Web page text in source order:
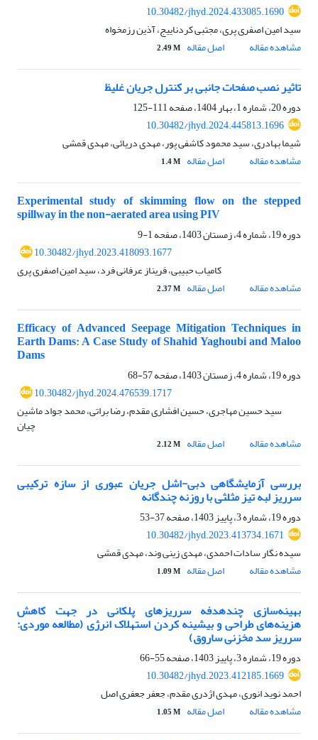
10.30482/jhyd.2024.433085.1690
سید امین اصفری پری، مجتبی کردناییج، آذین رزمخواه
مشاهده مقاله
اصل مقاله 2.49 M
تاثیر نصب صفحات جانبی بر کنترل جریان غلیظ
دوره 20، شماره 1، بهار 1404، صفحه
111-125
10.30482/jhyd.2024.445813.1696
شیما بهادری، سید محمود کاشفی پور، مهدی دریائی، مهدی قمشی
مشاهده مقاله
اصل مقاله 1.4 M
Experimental study of skimming flow on the stepped
spillway in the non-aerated area using PIV
دوره 19، شماره 4، زمستان 1403، صفحه
1-9
10.30482/jhyd.2023.418093.1677
کامیاب حبیبی، فریناز عرفانی فرد، سید امین اصفری پری
مشاهده مقاله
اصل مقاله 2.37 M
Efficacy of Advanced Seepage Mitigation Techniques in
Earth Dams: A Case Study of Shahid Yaghoubi and Maloo
Dams
دوره 19، شماره 4، زمستان 1403، صفحه
57-68
10.30482/jhyd.2024.476539.1717
سید حسین مهاجری، حسین افشاری مقدم، رضا براتی، محمد جواد ماشین
چیان
مشاهده مقاله
اصل مقاله 2.12 M
بررسی آزمایشگاهی دبی-اشل جریان عبوری از سازه ترکیبی
سرریز لبه تیز مثلثی با روزنه چندگانه
دوره 19، شماره 3، پاییز 1403، صفحه
37-53
10.30482/jhyd.2023.413734.1671
سیده نگار سادات احمدی، مهدی زینی وند، مهدی قمشی
مشاهده مقاله
اصل مقاله 1.09 M
بهینه‌سازی چندهدفه سرریزهای پلکانی در جهت کاهش
هزینه‌های طراحی و بیشینه کردن استهلاک انرژی (مطالعه موردی:
سرریز سد مخزنی ساروق)
دوره 19، شماره 3، پاییز 1403، صفحه
55-66
10.30482/jhyd.2023.412185.1669
احمد نوید انوری، مهدی اژدری مقدم، جعفر جعفری اصل
مشاهده مقاله
اصل مقاله 1.05 M